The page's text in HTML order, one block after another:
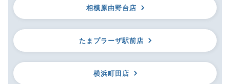
相模原由野台店
たまプラーザ駅前店
横浜町田店